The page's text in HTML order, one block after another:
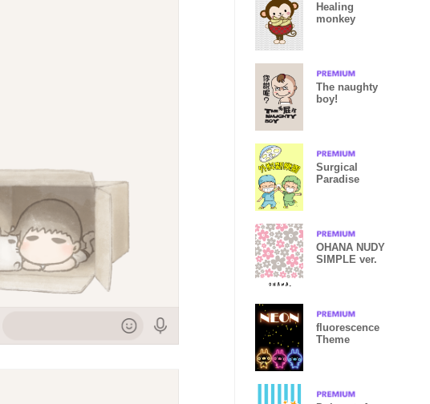
Healing
monkey
The naughty
boy!
Surgical
Paradise
OHANA NUDY
SIMPLE ver.
fluorescence
Theme